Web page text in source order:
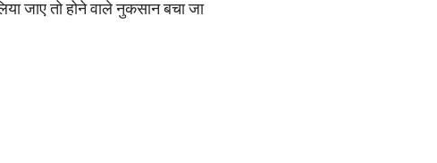
जाए तो होने वाले नुकसान बचा जा